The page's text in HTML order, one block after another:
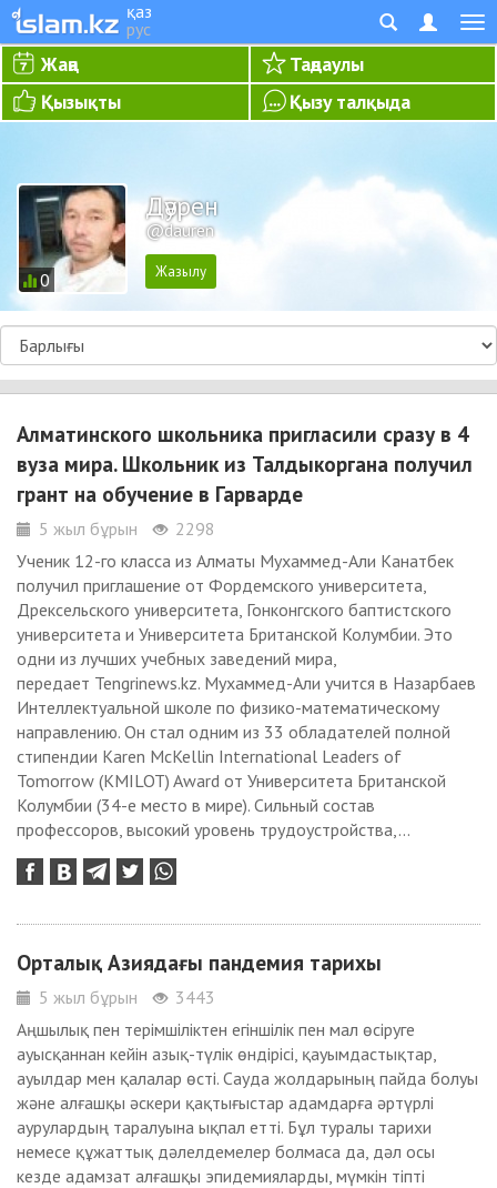
қаз
рус
Жаңа
Таңдаулы
Қызықты
Қызу талқыда
0
Дәурен
@dauren
Алматинского школьника пригласили сразу в 4
вуза мира. Школьник из Талдыкоргана получил
грант на обучение в Гарварде
5 жыл бұрын
2298
Ученик 12-го класса из Алматы Мухаммед-Али Канатбек
получил приглашение от Фордемского университета,
Дрексельского университета, Гонконгского баптистского
университета и Университета Британской Колумбии. Это
одни из лучших учебных заведений мира,
передает Tengrinews.kz. Мухаммед-Али учится в Назарбаев
Интеллектуальной школе по физико-математическому
направлению. Он стал одним из 33 обладателей полной
стипендии Karen McKellin International Leaders of
Tomorrow (KMILOT) Award от Университета Британской
Колумбии (34-е место в мире). Сильный состав
профессоров, высокий уровень трудоустройства,...
Орталық Азиядағы пандемия тарихы
5 жыл бұрын
3443
Аңшылық пен терімшіліктен егіншілік пен мал өсіруге
ауысқаннан кейін азық-түлік өндірісі, қауымдастықтар,
ауылдар мен қалалар өсті. Сауда жолдарының пайда болуы
және алғашқы әскери қақтығыстар адамдарға әртүрлі
аурулардың таралуына ықпал етті. Бұл туралы тарихи
немесе құжаттық дәлелдемелер болмаса да, дәл осы
кезде адамзат алғашқы эпидемияларды, мүмкін тіпті